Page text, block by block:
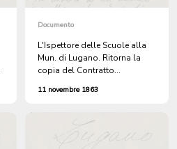
Documento
L'Ispettore delle Scuole alla
Mun. di Lugano. Ritorna la
copia del Contratto
GRANZ, munito
Dipartimento della Pubblica
Educazione.
11 novembre 1863